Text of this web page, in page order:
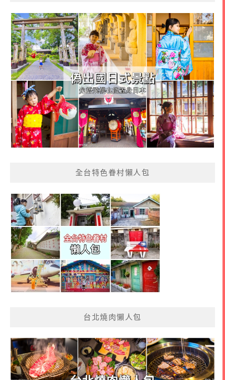
全台特色眷村懶人包
台北燒肉懶人包